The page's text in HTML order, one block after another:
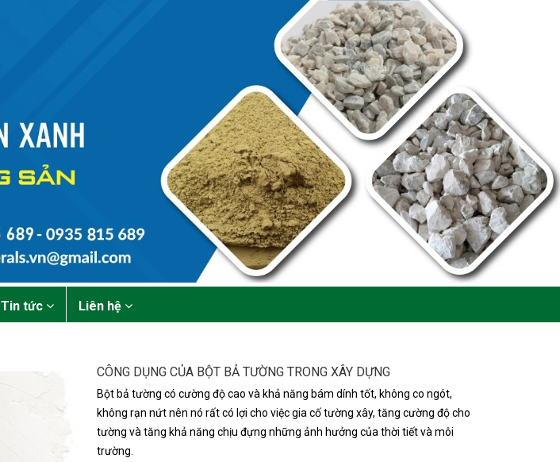
Tin tức Liên hệ
CÔNG DỤNG CỦA BỘT BẢ TƯỜNG TRONG XÂY DỰNG
Bột bả tường có cường độ cao và khả năng bám dính tốt, không co ngót,
không rạn nứt nên nó rất có lợi cho việc gia cố tường xây, tăng cường độ cho
tường và tăng khả năng chịu đựng những ảnh hưởng của thời tiết và môi
trường.